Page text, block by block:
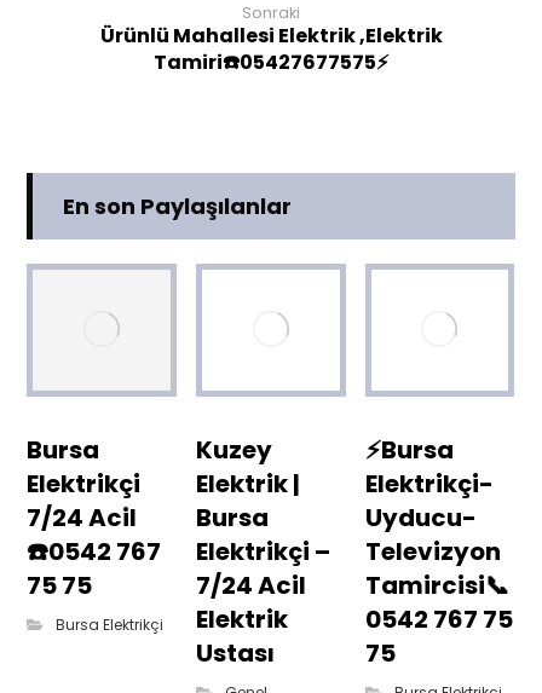
Sonraki
Ürünlü Mahallesi Elektrik ,Elektrik
Tamiri☎️05427677575⚡
En son Paylaşılanlar
Bursa
Elektrikçi
7/24 Acil
☎️0542 767
75 75
Bursa Elektrikçi
Kuzey
Elektrik |
Bursa
Elektrikçi –
7/24 Acil
Elektrik
Ustası
⚡Bursa
Elektrikçi-
Uyducu-
Televizyon
Tamircisi📞
0542 767 75
75